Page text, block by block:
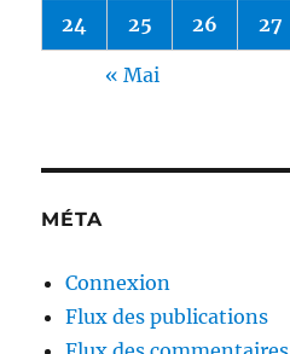
24 25 26 27
« Mai
MÉTA
Connexion
Flux des publications